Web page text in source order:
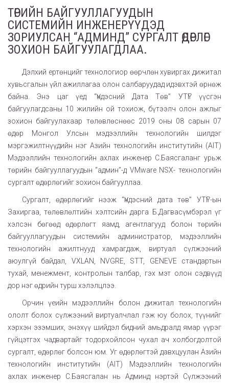
ТӨРИЙН БАЙГУУЛЛАГУУДЫН
СИСТЕМИЙН ИНЖЕНЕРҮҮДЭД
ЗОРИУЛСАН “АДМИНД” СУРГАЛТ ӨДӨРЛӨГ
ЗОХИОН БАЙГУУЛАГДЛАА.
Дэлхий ертөнцийг технологиор өөрчлөн хувиргах дижитал
хувьсгалын үйл ажиллагаа олон салбаруудад идэвхтэй өрнөж
байна. Энэ цаг үед “Үндэсний Дата Төв” УТҮГ үүсгэн
байгуулагдсаны 10 жилийн ой тохиож, бүтээлч олон ажлыг
зохион байгуулахаар төлөвлөснөөс 2019 оны 08 сарын 07
өдөр Монгол Улсын мэдээллийн технологийн шилдэг
мэргэжилтнүүдийн нэг Азийн технологийн институтийн (AIT)
Мэдээллийн технологийн ахлах инженер С.Баясгаланг урьж
төрийн байгууллагуудын “админ”-д VMware NSX- технологийн
сургалт өдөрлөгийг зохион байгууллаа.
Сургалт, өдөрлөгийг нээж “Үндэсний дата төв” УТҮГ-ын
Захиргаа, төлөвлөлтийн хэлтсийн дарга Б.Дагвасүмбэрэл үг
хэлсэн бөгөөд өдөрлөгт яамд, агентлагууд болон төрийн
байгууллагуудын системийн администратор, мэдээллийн
технологийн ажилтнууд хамрагдаж, виртуал сүлжээний
аюулгүй байдал, VXLAN, NVGRE, STT, GENEVE стандартын
тухай, менежмент, контролын талбар, гэх мэт олон сэдвүүд
дор нэг өдрийн турш хэлэлцлээ.
Орчин үеийн мэдээллийн болон дижитал технологийн
ололт болох сүлжээний виртуалчлал гэж юу болох, түүнийг
хэрхэн эзэмших, энэхүү шийдэл бидний амьдралд ямар үүрэг
гүйцэтгэх чадвартайг тодорхойлсон чухал ач холбогдолтой
сургалт, өдөрлөг болсон юм. Уг өдөрлөгтэй давхцуулан Азийн
технологийн институтийн (AIT) Мэдээллийн технологийн
ахлах инженер С.Баясгалан нь Админд нэртэй Сүлжээний